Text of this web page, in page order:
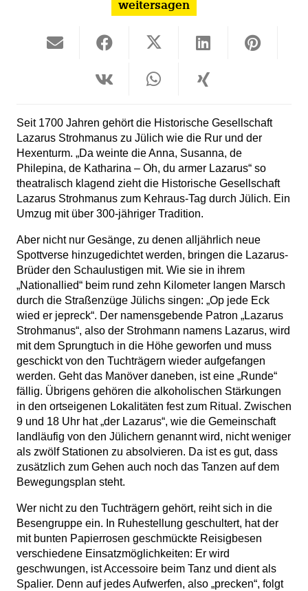
weitersagen
Seit 1700 Jahren gehört die Historische Gesellschaft
Lazarus Strohmanus zu Jülich wie die Rur und der
Hexenturm. „Da weinte die Anna, Susanna, de
Philepina, de Katharina – Oh, du armer Lazarus“ so
theatralisch klagend zieht die Historische Gesellschaft
Lazarus Strohmanus zum Kehraus-Tag durch Jülich. Ein
Umzug mit über 300-jähriger Tradition.
Aber nicht nur Gesänge, zu denen alljährlich neue
Spottverse hinzugedichtet werden, bringen die Lazarus-
Brüder den Schaulustigen mit. Wie sie in ihrem
„Nationallied“ beim rund zehn Kilometer langen Marsch
durch die Straßenzüge Jülichs singen: „Op jede Eck
wied er jepreck“. Der namensgebende Patron „Lazarus
Strohmanus“, also der Strohmann namens Lazarus, wird
mit dem Sprungtuch in die Höhe geworfen und muss
geschickt von den Tuchträgern wieder aufgefangen
werden. Geht das Manöver daneben, ist eine „Runde“
fällig. Übrigens gehören die alkoholischen Stärkungen
in den ortseigenen Lokalitäten fest zum Ritual. Zwischen
9 und 18 Uhr hat „der Lazarus“, wie die Gemeinschaft
landläufig von den Jülichern genannt wird, nicht weniger
als zwölf Stationen zu absolvieren. Da ist es gut, dass
zusätzlich zum Gehen auch noch das Tanzen auf dem
Bewegungsplan steht.
Wer nicht zu den Tuchträgern gehört, reiht sich in die
Besengruppe ein. In Ruhestellung geschultert, hat der
mit bunten Papierrosen geschmückte Reisigbesen
verschiedene Einsatzmöglichkeiten: Er wird
geschwungen, ist Accessoire beim Tanz und dient als
Spalier. Denn auf jedes Aufwerfen, also „precken“, folgt